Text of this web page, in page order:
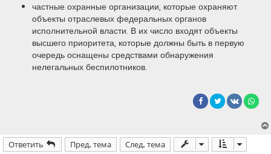
частные охранные организации, которые охраняют
объекты отраслевых федеральных органов
исполнительной власти. В их число входят объекты
высшего приоритета, которые должны быть в первую
очередь оснащены средствами обнаружения
нелегальных беспилотников.
Ответить Пред. тема След. тема